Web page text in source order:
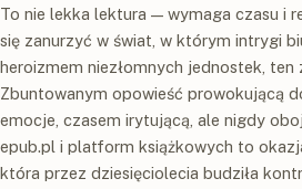
To nie lekka lektura — wymaga czasu i
się zanurzyć w świat, w którym intrygi
heroizmem niezłomnych jednostek, ten
Zbuntowanym opowieść prowokującą
emocje, czasem irytującą, ale nigdy
epub.pl i platform książkowych to
która przez dziesięciolecia budziła